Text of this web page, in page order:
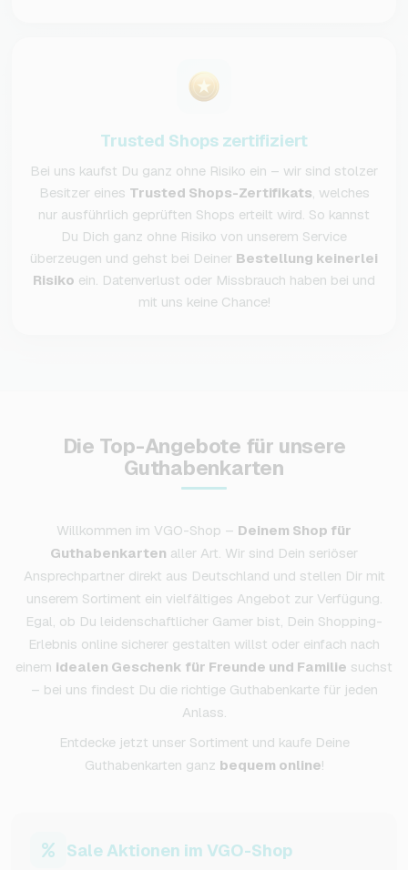
Trusted Shops zertifiziert
Bei uns kaufst Du ganz ohne Risiko ein – wir sind stolzer
Besitzer eines Trusted Shops-Zertifikats, welches
nur ausführlich geprüften Shops erteilt wird. So kannst
Du Dich ganz ohne Risiko von unserem Service
überzeugen und gehst bei Deiner Bestellung keinerlei
Risiko ein. Datenverlust oder Missbrauch haben bei und
mit uns keine Chance!
Die Top-Angebote für unsere
Guthabenkarten
Willkommen im VGO-Shop – Deinem Shop für
Guthabenkarten aller Art. Wir sind Dein seriöser
Ansprechpartner direkt aus Deutschland und stellen Dir mit
unserem Sortiment ein vielfältiges Angebot zur Verfügung.
Egal, ob Du leidenschaftlicher Gamer bist, Dein Shopping-
Erlebnis online sicherer gestalten willst oder einfach nach
einem idealen Geschenk für Freunde und Familie suchst
– bei uns findest Du die richtige Guthabenkarte für jeden
Anlass.
Entdecke jetzt unser Sortiment und kaufe Deine
Guthabenkarten ganz bequem online!
Sale Aktionen im VGO-Shop